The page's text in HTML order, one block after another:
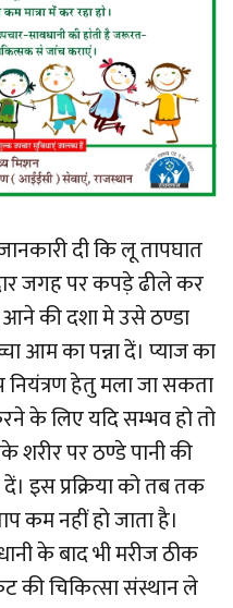
दी कि लू तापघात
जगह पर कपड़े ढीले कर
आने की दशा मे उसे ठण्डा
आम का पन्ना दें। प्याज का
हेतु मला जा सकता
के लिए यदि सम्भव हो तो
शरीर पर ठण्डे पानी की
इस प्रक्रिया को तब तक
कम नहीं हो जाता है।
के बाद भी मरीज ठीक
की चिकित्सा संस्थान ले